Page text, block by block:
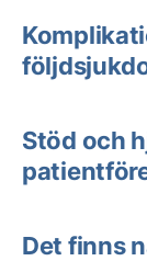
Stöd och
Det finns